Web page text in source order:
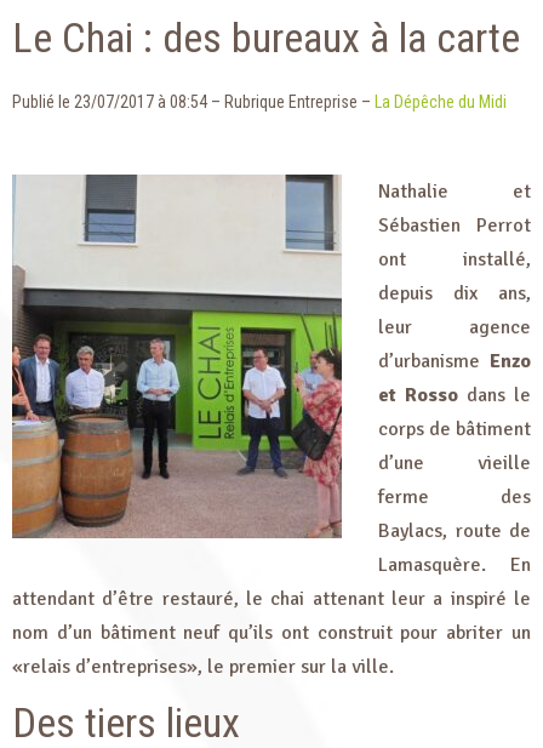
Le Chai : des bureaux à la carte
Publié le 23/07/2017 à 08:54 – Rubrique Entreprise – La Dépêche du Midi
Nathalie et
Sébastien Perrot
ont installé,
depuis dix ans,
leur agence
d’urbanisme Enzo
et Rosso dans le
corps de bâtiment
d’une vieille
ferme des
Baylacs, route de
Lamasquère. En
attendant d’être restauré, le chai attenant leur a inspiré le
nom d’un bâtiment neuf qu’ils ont construit pour abriter un
«relais d’entreprises», le premier sur la ville.
Des tiers lieux